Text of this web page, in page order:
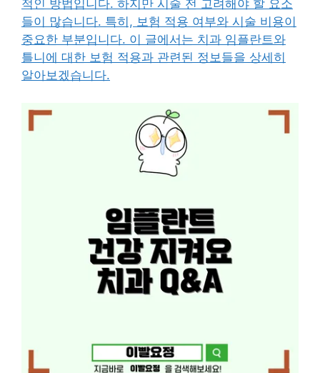
적인 방법입니다. 하지만 시술 전 고려해야 할 요소
들이 많습니다. 특히, 보험 적용 여부와 시술 비용이
중요한 부분입니다. 이 글에서는 치과 임플란트와
틀니에 대한 보험 적용과 관련된 정보들을 상세히
알아보겠습니다.